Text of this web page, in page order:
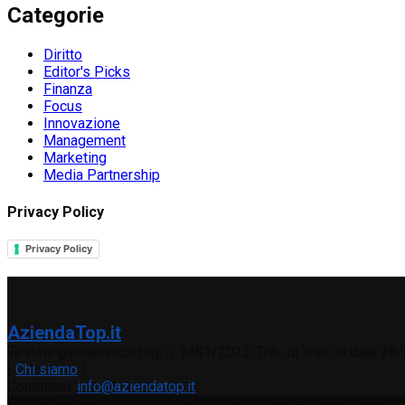
Categorie
Diritto
Editor's Picks
Finanza
Focus
Innovazione
Management
Marketing
Media Partnership
Privacy Policy
Privacy Policy
AziendaTop.it
Chi siamo
info@aziendatop.it